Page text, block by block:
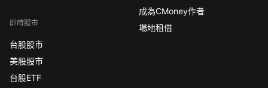
即時股市
台股股市
美股股市
台股ETF
成為CMoney作者
場地租借